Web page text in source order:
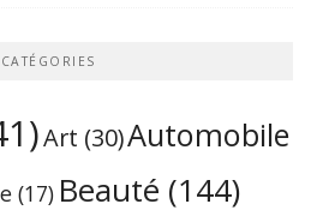
CATÉGORIES
Art (30)Automobile
(17) Beauté (144)